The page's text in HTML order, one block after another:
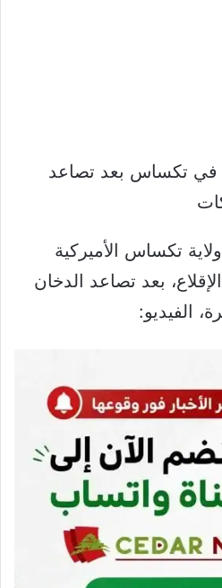
⁧‫تكساس‬⁩ الأميركية
بعد تصاعد الدخان
الفيديو: